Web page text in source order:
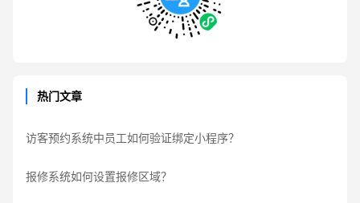
热门文章
访客预约系统中员工如何验证绑定小程序？
报修系统如何设置报修区域？